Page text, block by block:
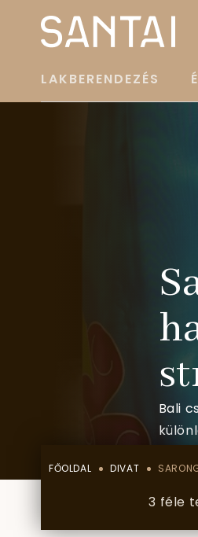
LAKBERENDEZÉS
Bali
FŐOLDAL DIVAT
3 féle